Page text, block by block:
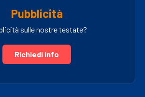
Pubblicità
sulle nostre testate?
Richiedi info